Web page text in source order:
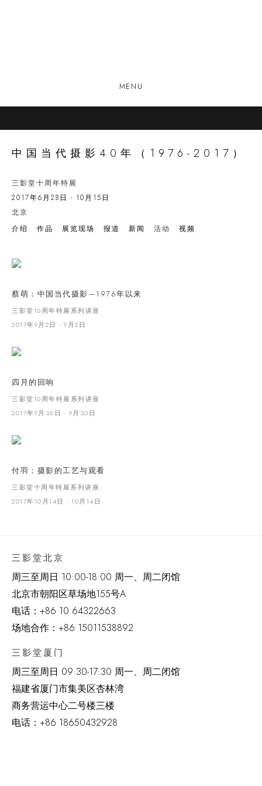
MENU
中国当代摄影40年（1976-2017）
三影堂十周年特展
2017年6月28日 - 10月15日
北京
介绍
作品 展览现场 报道 新闻 活动 视频
蔡萌：中国当代摄影—1976年以来
三影堂10周年特展系列讲座
2017年9月2日 - 9月2日
四月的回响
三影堂10周年特展系列讲座
2017年9月30日 - 9月30日
付羽：摄影的工艺与观看
三影堂十周年特展系列讲座
2017年10月14日 - 10月14日
三影堂北京
周三至周日 10:00-18:00 周一、周二闭馆
北京市朝阳区草场地155号A
电话： +86 10 64322663
场地合作：+86 15011538892
三影堂厦门
周三至周日 09:30-17:30 周一、周二闭馆
福建省厦门市集美区杏林湾
商务营运中心二号楼三楼
电话： +86 18650432928